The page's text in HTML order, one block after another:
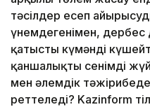
тәсілдер есеп
үнемдегенімен, дербес
қатысты күмәнді
қаншалықты сенімді
мен әлемдік
реттеледі? Kazinform